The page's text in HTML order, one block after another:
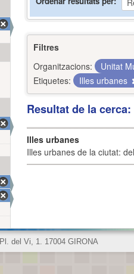
Filtres
Organitzacions:
Unitat
Etiquetes:
Illes urbanes
Resultat de la
Illes urbanes
Illes urbanes de la ciutat:
Pl. del Vi, 1. 17004 GIRONA